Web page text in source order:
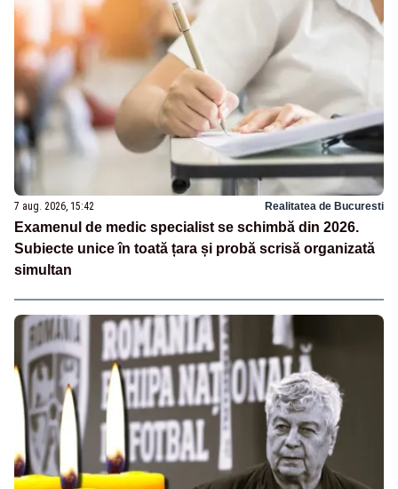
7 aug. 2026, 15:42 Realitatea de Bucuresti
Examenul de medic specialist se schimbă din 2026.
Subiecte unice în toată țara și probă scrisă organizată
simultan